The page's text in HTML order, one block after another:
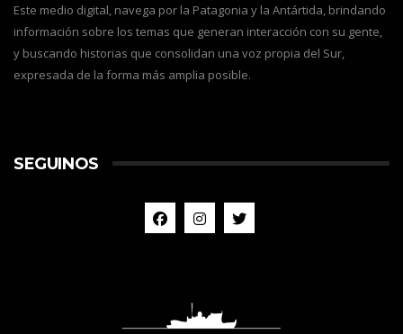
Este medio digital, navega por la Patagonia y la Antártida, brindando
información sobre los temas que generan interacción con su gente,
y buscando historias que consolidan una voz propia del Sur,
expresada de la forma más amplia posible.
SEGUINOS